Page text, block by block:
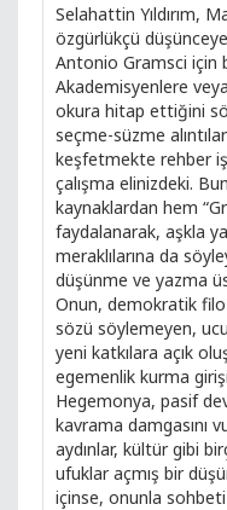
Selahattin Yıldırım,
özgürlükçü
Antonio Gramsci için
Akademisyenlere
okura hitap ettiğini
seçme-süzme
keşfetmekte rehber
çalışma elinizdeki.
kaynaklardan hem
faydalanarak, aşkla
meraklılarına da
düşünme ve yazma
Onun, demokratik
sözü söylemeyen,
yeni katkılara açık
egemenlik kurma
Hegemonya, pasif
kavrama damgasını
aydınlar, kültür gibi
ufuklar açmış bir
içinse, onunla